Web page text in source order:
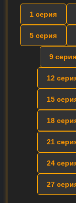
1 серия
5 серия
9 серия
12
15
18
21
24
27